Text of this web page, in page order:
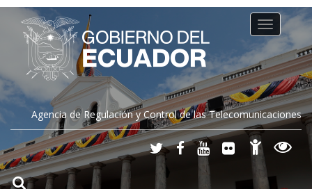
Agencia de Regulación y Control de las Telecomunicaciones
Toggle
navigation